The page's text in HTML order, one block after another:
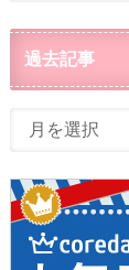
過去記事